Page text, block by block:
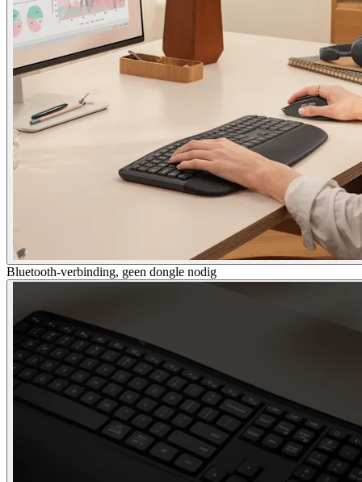
Bluetooth-verbinding, geen dongle nodig